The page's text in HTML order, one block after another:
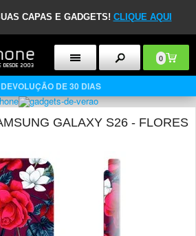
CAPAS E GADGETS! CLIQUE AQUI
0
DEVOLUÇÃO DE 30 DIAS
GALAXY S26 - FLORES